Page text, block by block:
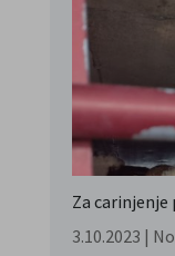
Za carinjenje
3.10.2023 |